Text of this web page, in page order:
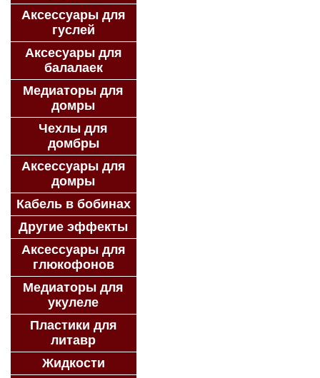
Аксессуары для
гуслей
Аксесуары для
балалаек
Медиаторы для
домры
Чехлы для
домбры
Аксессуары для
домры
Кабель в бобинах
Другие эффекты
Аксессуары для
глюкофонов
Медиаторы для
укулеле
Пластики для
литавр
Жидкости